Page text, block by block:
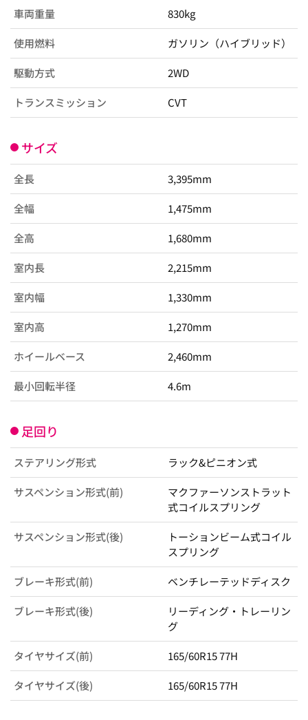
車両重量 830kg
使用燃料 ガソリン（ハイブリッド）
駆動方式 2WD
トランスミッション CVT
サイズ
全長 3,395mm
全幅 1,475mm
全高 1,680mm
室内長 2,215mm
室内幅 1,330mm
室内高 1,270mm
ホイールベース 2,460mm
最小回転半径 4.6m
足回り
ステアリング形式 ラック&ピニオン式
サスペンション形式(前)
マクファーソンストラット
式コイルスプリング
サスペンション形式(後)
トーションビーム式コイル
スプリング
ブレーキ形式(前) ベンチレーテッドディスク
ブレーキ形式(後)
リーディング・トレーリン
グ
タイヤサイズ(前) 165/60R15 77H
タイヤサイズ(後) 165/60R15 77H